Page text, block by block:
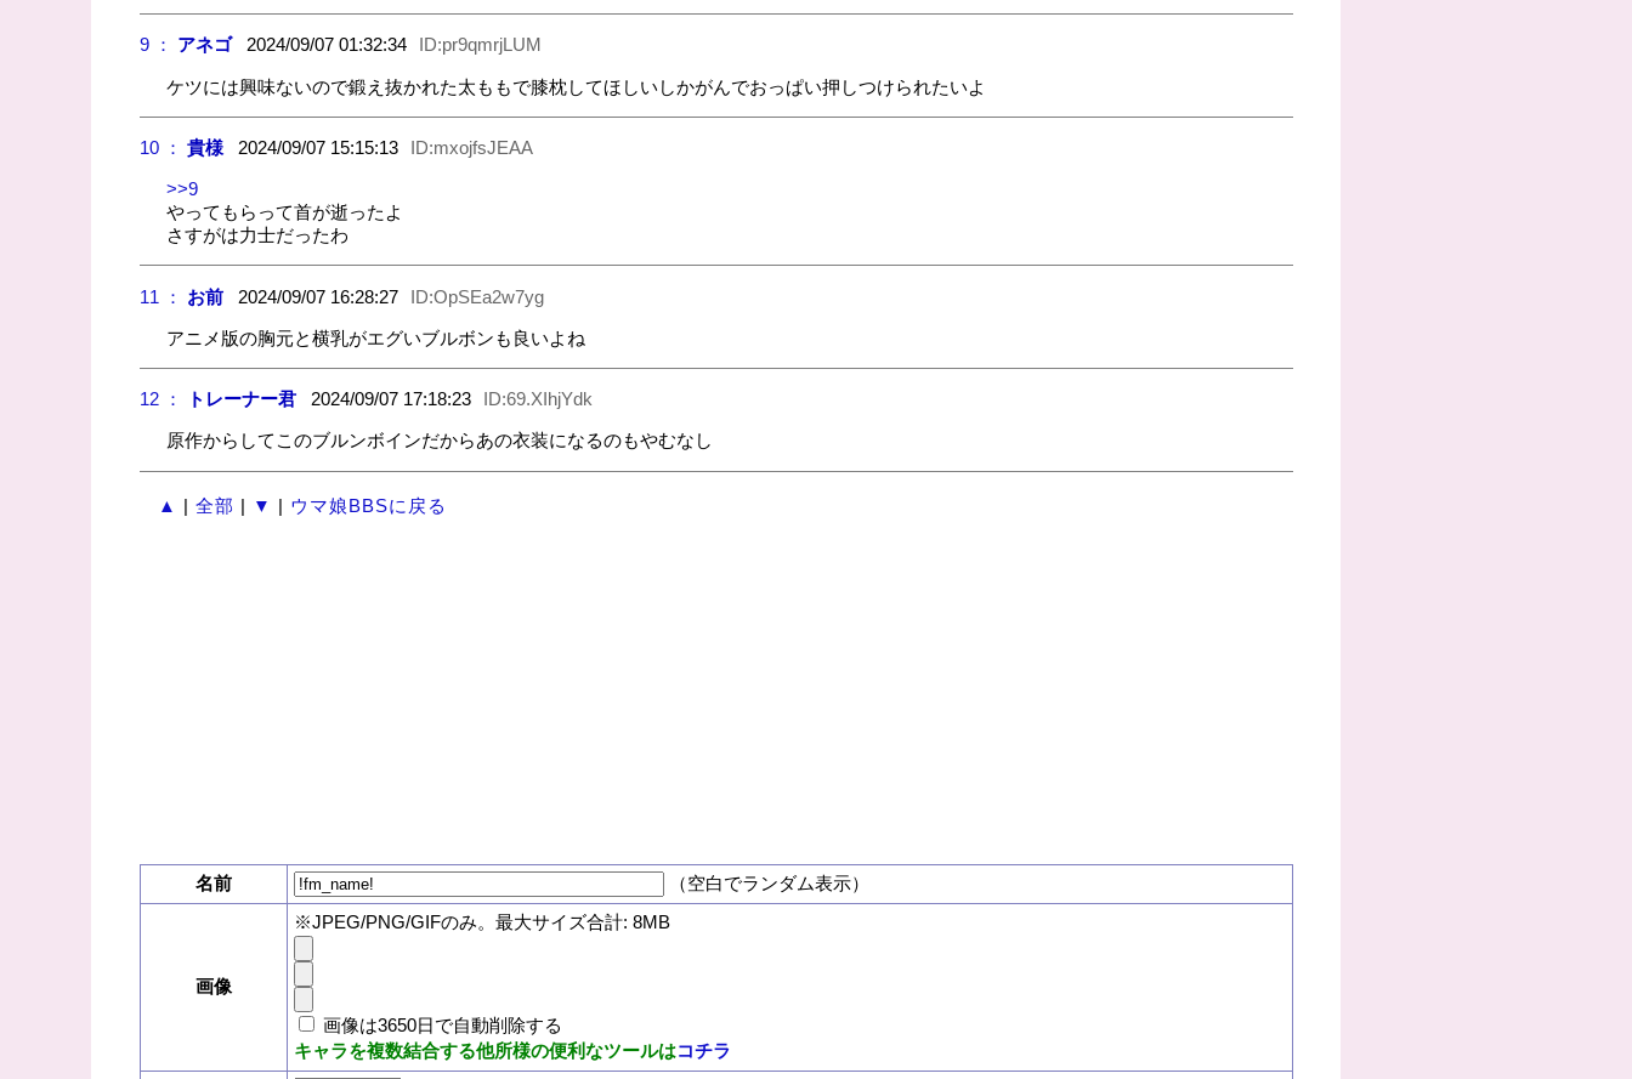
9 ： アネゴ2024/09/07 01:32:34 ID:pr9qmrjLUM
ケツには興味ないので鍛え抜かれた太ももで膝枕してほしいしかがんでおっぱい押しつけられたいよ
10 ： 貴様2024/09/07 15:15:13 ID:mxojfsJEAA
>>9
やってもらって首が逝ったよ
さすがは力士だったわ
11 ： お前2024/09/07 16:28:27 ID:OpSEa2w7yg
アニメ版の胸元と横乳がエグいブルボンも良いよね
12 ： トレーナー君2024/09/07 17:18:23 ID:69.XIhjYdk
原作からしてこのブルンボインだからあの衣装になるのもやむなし
▲ | 全部 | ▼ | ウマ娘BBSに戻る
名前 （空白でランダム表示）
画像
※JPEG/PNG/GIFのみ。最大サイズ合計: 8MB
画像は3650日で自動削除する
キャラを複数結合する他所様の便利なツールはコチラ